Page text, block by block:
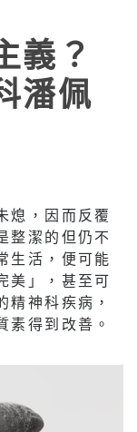
義？
潘佩
熄，因而反覆
整潔的但仍不
生活，便可能
美」，甚至可
精神科疾病，
素得到改善。